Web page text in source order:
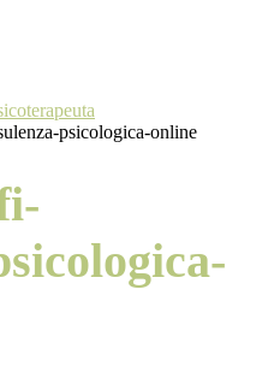
psicologica-online